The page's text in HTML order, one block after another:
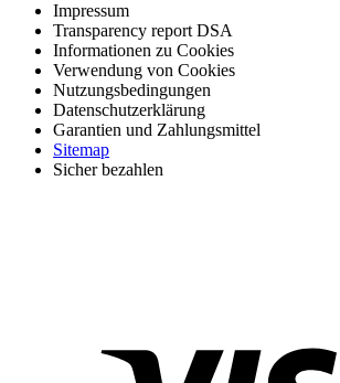
Impressum
Transparency report DSA
Informationen zu Cookies
Verwendung von Cookies
Nutzungsbedingungen
Datenschutzerklärung
Garantien und Zahlungsmittel
Sitemap
Sicher bezahlen